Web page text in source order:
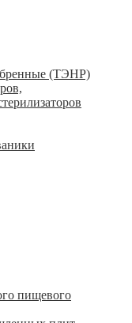
(ТЭНР)
пищевого